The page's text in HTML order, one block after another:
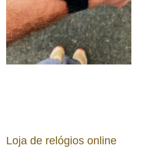
Loja de relógios online